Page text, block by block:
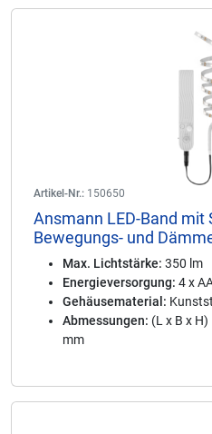
Artikel-Nr.: 150650
Ansmann LED-Band mit
Bewegungs- und
Max. Lichtstärke: 350 lm
Energieversorgung: 4 x
Gehäusematerial:
Abmessungen: (L x B x
mm